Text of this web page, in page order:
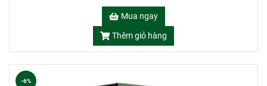
Mua ngay
Thêm giỏ hàng
-6%